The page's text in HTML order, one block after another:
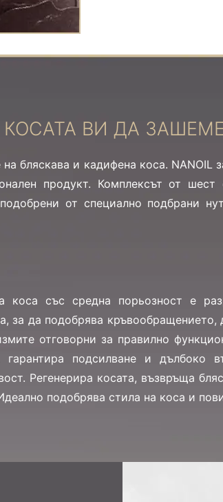
ВИ ДА
бляскава и кадифена коса. NANOIL
продукт. Комплексът от шест
от специално подбрани
коса със средна порьозност е
за да подобрява
отговорни за правилно
гарантира подсилване и дълбоко
Регенерира косата, възвръща
подобрява стила на коса и